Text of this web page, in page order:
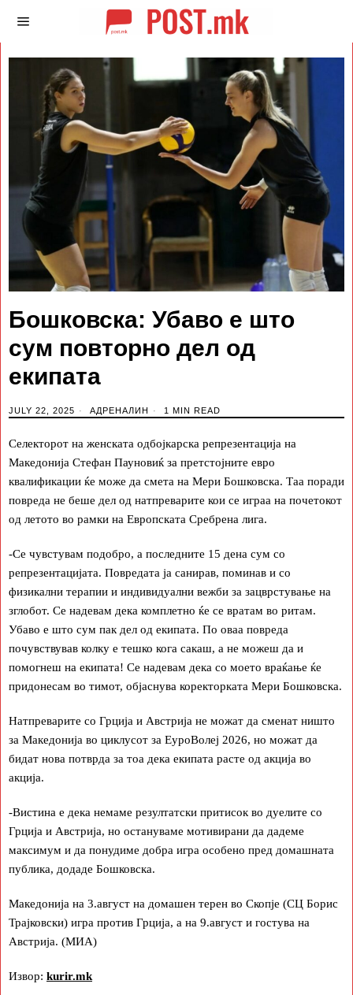
Бошковска: Убаво е што
сум повторно дел од
екипата
JULY 22, 2025 АДРЕНАЛИН 1 MIN READ
Селекторот на женската одбојкарска репрезентација на
Македонија Стефан Пауновиќ за претстојните евро
квалификации ќе може да смета на Мери Бошковска. Таа поради
повреда не беше дел од натпреварите кои се играа на почетокот
од летото во рамки на Европската Сребрена лига.
-Се чувстувам подобро, а последните 15 дена сум со
репрезентацијата. Повредата ја санирав, поминав и со
физикални терапии и индивидуални вежби за зацврстување на
зглобот. Се надевам дека комплетно ќе се вратам во ритам.
Убаво е што сум пак дел од екипата. По оваа повреда
почувствував колку е тешко кога сакаш, а не можеш да и
помогнеш на екипата! Се надевам дека со моето враќање ќе
придонесам во тимот, објаснува коректорката Мери Бошковска.
Натпреварите со Грција и Австрија не можат да сменат ништо
за Македонија во циклусот за ЕуроВолеј 2026, но можат да
бидат нова потврда за тоа дека екипата расте од акција во
акција.
-Вистина е дека немаме резултатски притисок во дуелите со
Грција и Австрија, но остануваме мотивирани да дадеме
максимум и да понудиме добра игра особено пред домашната
публика, додаде Бошковска.
Македонија на 3.август на домашен терен во Скопје (СЦ Борис
Трајковски) игра против Грција, а на 9.август и гостува на
Австрија. (МИА)
Извор: kurir.mk